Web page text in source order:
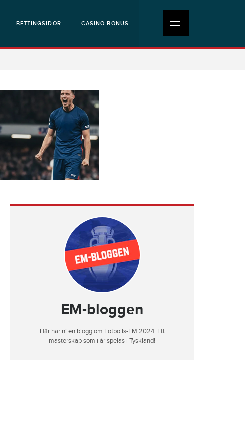
BETTINGSIDOR CASINO BONUS
EM-bloggen
Här har ni en blogg om Fotbolls-EM 2024. Ett
mästerskap som i år spelas i Tyskland!